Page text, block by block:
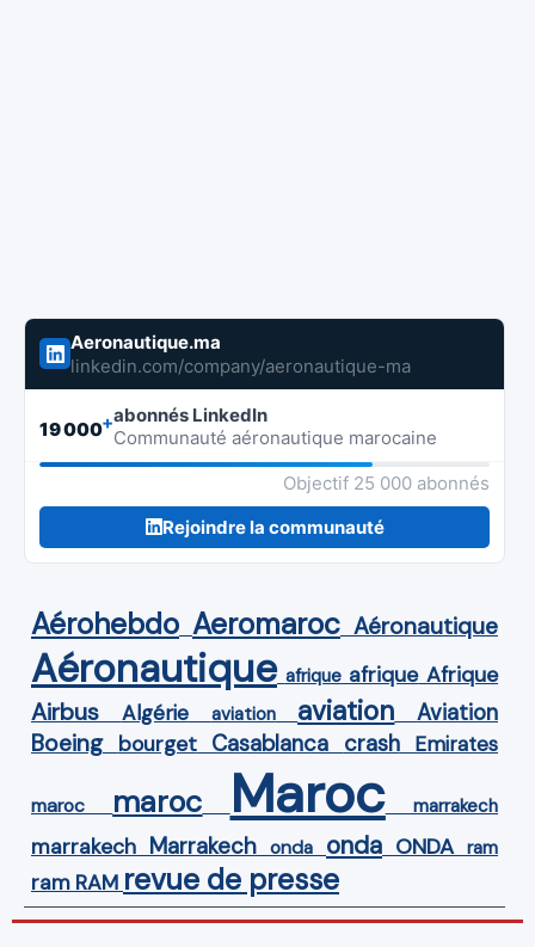
Aeronautique.ma
linkedin.com/company/aeronautique-ma
19 000+abonnés LinkedIn
Communauté aéronautique marocaine
Objectif 25 000 abonnés
Rejoindre la communauté
Aérohebdo Aeromaroc Aéronautique
Aéronautique afrique afrique Afrique
Airbus Algérie aviation aviation Aviation
Boeing bourget Casablanca crash Emirates
maroc maroc Maroc marrakech
marrakech Marrakech onda onda ONDA ram
ram RAM revue de presse